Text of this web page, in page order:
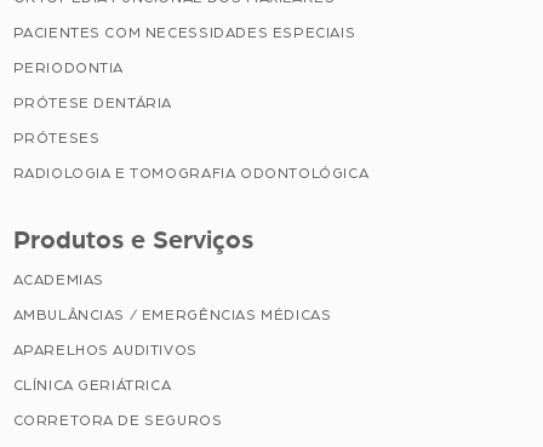
PACIENTES COM NECESSIDADES ESPECIAIS
PERIODONTIA
PRÓTESE DENTÁRIA
PRÓTESES
RADIOLOGIA E TOMOGRAFIA ODONTOLÓGICA
Produtos e Serviços
ACADEMIAS
AMBULÂNCIAS / EMERGÊNCIAS MÉDICAS
APARELHOS AUDITIVOS
CLÍNICA GERIÁTRICA
CORRETORA DE SEGUROS